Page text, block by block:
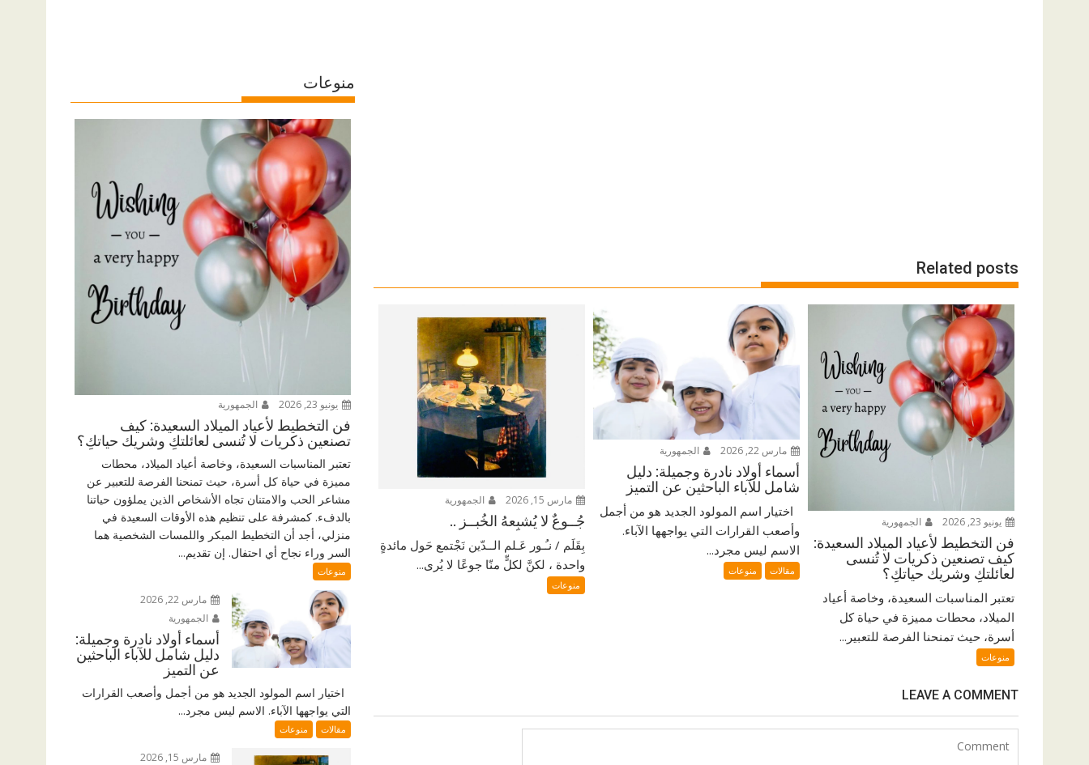
Related posts
يونيو 23, 2026 الجمهورية
فن التخطيط لأعياد الميلاد السعيدة:
كيف تصنعين ذكريات لا تُنسى
لعائلتكِ وشريك حياتكِ؟
تعتبر المناسبات السعيدة، وخاصة أعياد
الميلاد، محطات مميزة في حياة كل
أسرة، حيث تمنحنا الفرصة للتعبير...
منوعات
مارس 22, 2026 الجمهورية
أسماء أولاد نادرة وجميلة: دليل
شامل للآباء الباحثين عن التميز
اختيار اسم المولود الجديد هو من أجمل
وأصعب القرارات التي يواجهها الآباء.
الاسم ليس مجرد...
مقالات منوعات
مارس 15, 2026 الجمهورية
جُــوعٌ لا يُشبِعهُ الخُبــز ..
بِقَلَم / نـُـور عَـلم الــدّين نَجْتمع حَول مائدةٍ
واحدة ، لكنَّ لكلٍّ منّا جوعًا لا يُرى...
منوعات
LEAVE A COMMENT
منوعات
يونيو 23, 2026 الجمهورية
فن التخطيط لأعياد الميلاد السعيدة: كيف
تصنعين ذكريات لا تُنسى لعائلتكِ وشريك حياتكِ؟
تعتبر المناسبات السعيدة، وخاصة أعياد الميلاد، محطات
مميزة في حياة كل أسرة، حيث تمنحنا الفرصة للتعبير عن
مشاعر الحب والامتنان تجاه الأشخاص الذين يملؤون حياتنا
بالدفء. كمشرفة على تنظيم هذه الأوقات السعيدة في
منزلي، أجد أن التخطيط المبكر واللمسات الشخصية هما
السر وراء نجاح أي احتفال. إن تقديم...
منوعات
مارس 22, 2026
الجمهورية
أسماء أولاد نادرة وجميلة:
دليل شامل للآباء الباحثين
عن التميز
اختيار اسم المولود الجديد هو من أجمل وأصعب القرارات
التي يواجهها الآباء. الاسم ليس مجرد...
مقالات منوعات
مارس 15, 2026